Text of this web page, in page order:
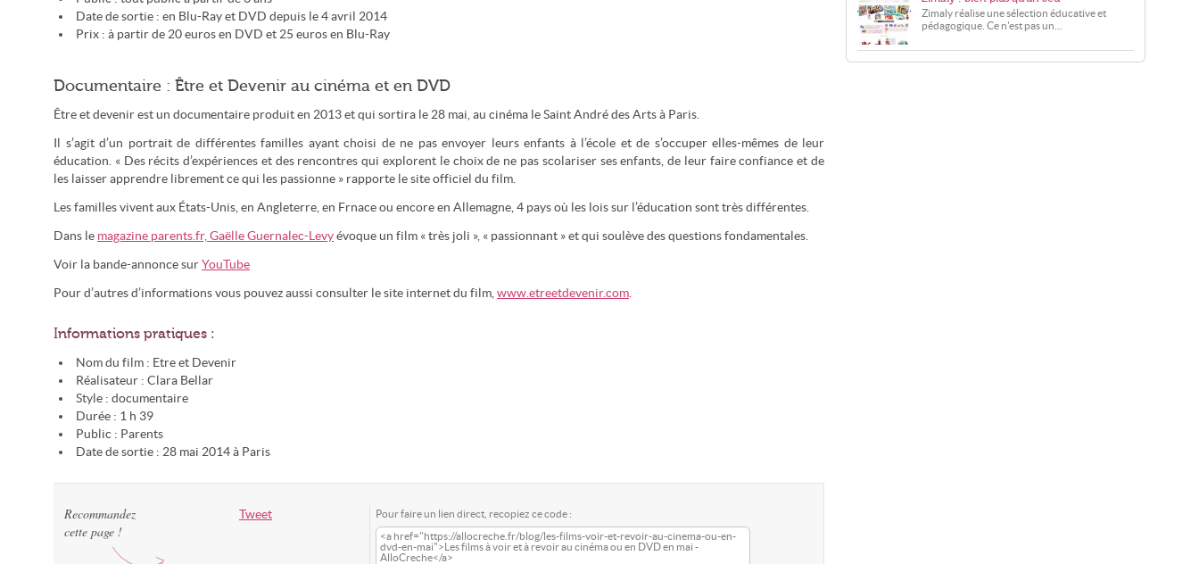
Date de sortie : en Blu-Ray et DVD depuis le 4 avril 2014
Prix : à partir de 20 euros en DVD et 25 euros en Blu-Ray
Documentaire : Être et Devenir au cinéma et en DVD
Être et devenir est un documentaire produit en 2013 et qui sortira le 28 mai, au cinéma le Saint André des Arts à Paris.
Il s’agit d’un portrait de différentes familles ayant choisi de ne pas envoyer leurs enfants à l’école et de s’occuper elles-mêmes de leur
éducation. « Des récits d’expériences et des rencontres qui explorent le choix de ne pas scolariser ses enfants, de leur faire confiance et de
les laisser apprendre librement ce qui les passionne » rapporte le site officiel du film.
Les familles vivent aux États-Unis, en Angleterre, en Frnace ou encore en Allemagne, 4 pays où les lois sur l’éducation sont très différentes.
Dans le magazine parents.fr, Gaëlle Guernalec-Levy évoque un film « très joli », « passionnant » et qui soulève des questions fondamentales.
Voir la bande-annonce sur YouTube
Pour d’autres d’informations vous pouvez aussi consulter le site internet du film, www.etreetdevenir.com.
Informations pratiques :
Nom du film : Etre et Devenir
Réalisateur : Clara Bellar
Style : documentaire
Durée : 1 h 39
Public : Parents
Date de sortie : 28 mai 2014 à Paris
Tweet
Recommandez
cette page !
Pour faire un lien direct, recopiez ce code :
<a href="https://allocreche.fr/blog/les-films-voir-et-revoir-au-cinema-ou-en-
dvd-en-mai">Les films à voir et à revoir au cinéma ou en DVD en mai -
AlloCreche</a>
Zimaly réalise une sélection éducative et
pédagogique. Ce n'est pas un...